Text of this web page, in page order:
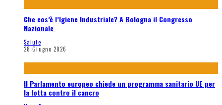
Che cos’è l’Igiene Industriale? A Bologna il Congresso
Nazionale
Salute
28 Giugno 2026
Il Parlamento europeo chiede un programma sanitario UE per
la lotta contro il cancro